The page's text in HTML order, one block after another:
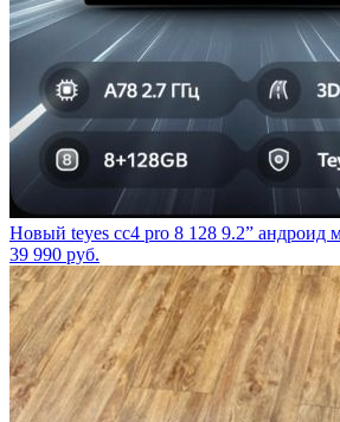
Новый teyes cc4 pro 8 128 9.2” андроид
39 990 руб.